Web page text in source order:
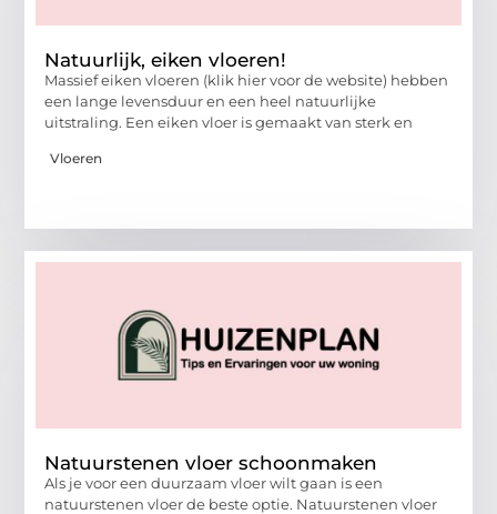
Natuurlijk, eiken vloeren!
Massief eiken vloeren (klik hier voor de website) hebben
een lange levensduur en een heel natuurlijke
uitstraling. Een eiken vloer is gemaakt van sterk en
Vloeren
Natuurstenen vloer schoonmaken
Als je voor een duurzaam vloer wilt gaan is een
natuurstenen vloer de beste optie. Natuurstenen vloer